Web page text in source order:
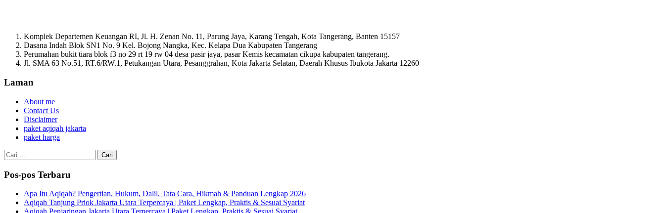
Komplek Departemen Keuangan RI, Jl. H. Zenan No. 11, Parung Jaya, Karang Tengah, Kota Tangerang, Banten 15157
Dasana Indah Blok SN1 No. 9 Kel. Bojong Nangka, Kec. Kelapa Dua Kabupaten Tangerang
Perumahan bukit tiara blok f3 no 29 rt 19 rw 04 desa pasir jaya, pasar Kemis kecamatan cikupa kabupaten tangerang.
Jl. SMA 63 No.51, RT.6/RW.1, Petukangan Utara, Pesanggrahan, Kota Jakarta Selatan, Daerah Khusus Ibukota Jakarta 12260
Laman
About me
Contact Us
Disclaimer
paket aqiqah jakarta
paket harga
Cari
untuk:
Pos-pos Terbaru
Apa Itu Aqiqah? Pengertian, Hukum, Dalil, Tata Cara, Hikmah & Panduan Lengkap 2026
Aqiqah Tanjung Priok Jakarta Utara Terpercaya | Paket Lengkap, Praktis & Sesuai Syariat